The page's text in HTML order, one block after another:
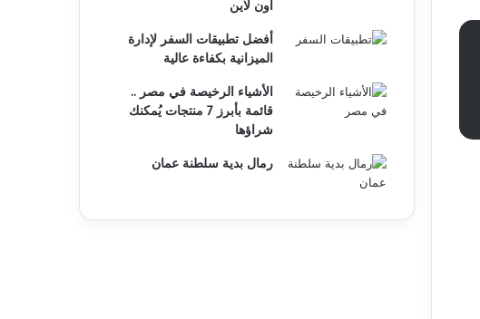
اون لاين
أفضل تطبيقات السفر لإدارة
الميزانية بكفاءة عالية
الأشياء الرخيصة في مصر ..
قائمة بأبرز 7 منتجات يُمكنك
شراؤها
رمال بدية سلطنة عمان